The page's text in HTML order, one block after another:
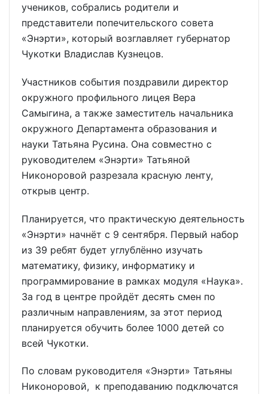
учеников, собрались родители и
представители попечительского совета
«Энэрти», который возглавляет губернатор
Чукотки Владислав Кузнецов.
Участников события поздравили директор
окружного профильного лицея Вера
Самыгина, а также заместитель начальника
окружного Департамента образования и
науки Татьяна Русина. Она совместно с
руководителем «Энэрти» Татьяной
Никоноровой разрезала красную ленту,
открыв центр.
Планируется, что практическую деятельность
«Энэрти» начнёт с 9 сентября. Первый набор
из 39 ребят будет углублённо изучать
математику, физику, информатику и
программирование в рамках модуля «Наука».
За год в центре пройдёт десять смен по
различным направлениям, за этот период
планируется обучить более 1000 детей со
всей Чукотки.
По словам руководителя «Энэрти» Татьяны
Никоноровой, к преподаванию подключатся